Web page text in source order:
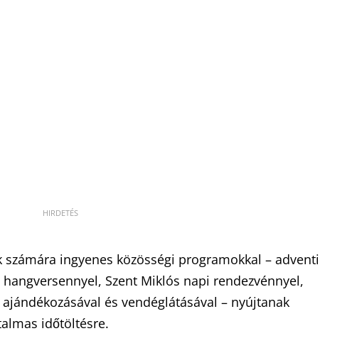
ingyenes közösségi programokkal – adventi
Szent Miklós napi rendezvénnyel,
és vendéglátásával – nyújtanak
időtöltésre.